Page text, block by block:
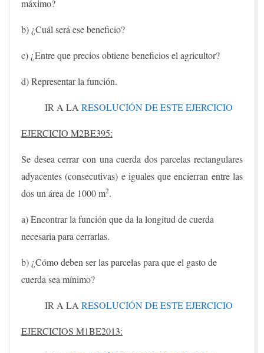
máximo?
b) ¿Cuál será ese beneficio?
c) ¿Entre que precios obtiene beneficios el agricultor?
d) Representar la función.
IR A LA RESOLUCIÓN DE ESTE EJERCICIO
EJERCICIO M2BE395:
Se desea cerrar con una cuerda dos parcelas rectangulares
adyacentes (consecutivas) e iguales que encierran entre las
dos un área de 1000 m2.
a)Encontrar la función que da la longitud de cuerda
necesaria para cerrarlas.
b)¿Cómo deben ser las parcelas para que el gasto de
cuerda sea mínimo?
IR A LA RESOLUCIÓN DE ESTE EJERCICIO
EJERCICIOS M1BE2013: